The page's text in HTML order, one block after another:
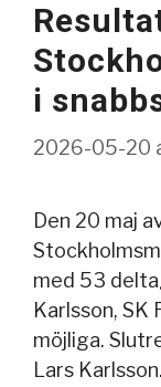
i
2026-05-20
Den 20 maj
med 53
Karlsson, SK
möjliga.
Lars